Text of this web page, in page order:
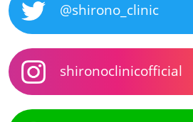
@shirono_clinic
shironoclinicofficial